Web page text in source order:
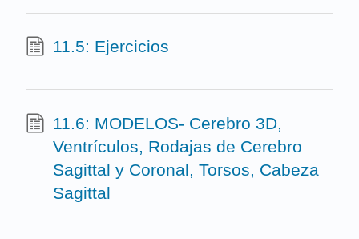
11.5: Ejercicios
11.6: MODELOS- Cerebro 3D,
Ventrículos, Rodajas de Cerebro
Sagittal y Coronal, Torsos, Cabeza
Sagittal